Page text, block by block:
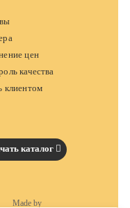
цен
качества
клиентом
каталог
Made by